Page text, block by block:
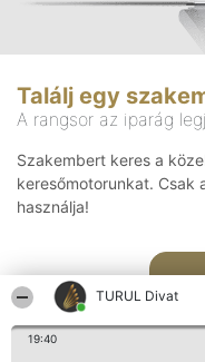
TURUL Divat
19:40
Találj egy
A rangsor az iparág
Szakembert keres a
keresőmotorunkat. Csak
használja!